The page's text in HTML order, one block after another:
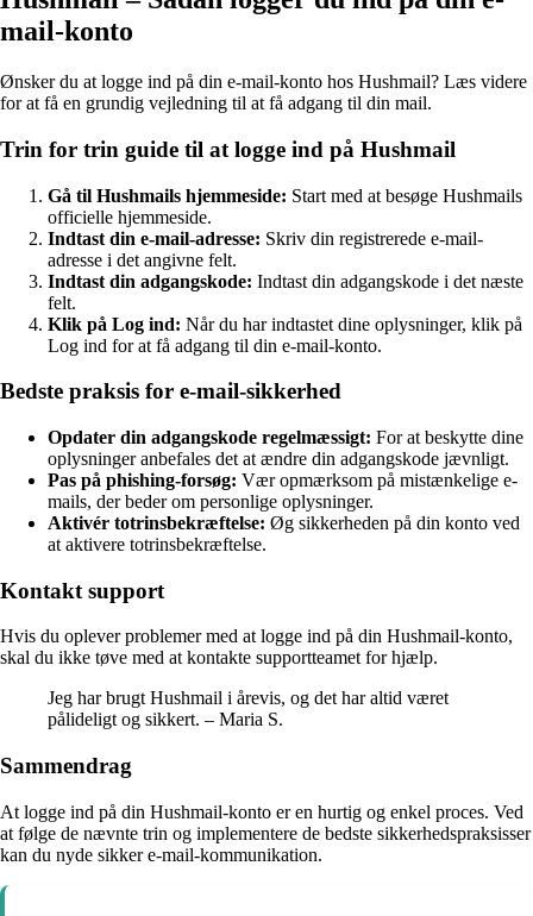
mail-konto
Ønsker du at logge ind på din e-mail-konto hos Hushmail? Læs videre
for at få en grundig vejledning til at få adgang til din mail.
Trin for trin guide til at logge ind på Hushmail
Gå til Hushmails hjemmeside: Start med at besøge Hushmails
officielle hjemmeside.
Indtast din e-mail-adresse: Skriv din registrerede e-mail-
adresse i det angivne felt.
Indtast din adgangskode: Indtast din adgangskode i det næste
felt.
Klik på Log ind: Når du har indtastet dine oplysninger, klik på
Log ind for at få adgang til din e-mail-konto.
Bedste praksis for e-mail-sikkerhed
Opdater din adgangskode regelmæssigt: For at beskytte dine
oplysninger anbefales det at ændre din adgangskode jævnligt.
Pas på phishing-forsøg: Vær opmærksom på mistænkelige e-
mails, der beder om personlige oplysninger.
Aktivér totrinsbekræftelse: Øg sikkerheden på din konto ved
at aktivere totrinsbekræftelse.
Kontakt support
Hvis du oplever problemer med at logge ind på din Hushmail-konto,
skal du ikke tøve med at kontakte supportteamet for hjælp.
Jeg har brugt Hushmail i årevis, og det har altid været
pålideligt og sikkert. – Maria S.
Sammendrag
At logge ind på din Hushmail-konto er en hurtig og enkel proces. Ved
at følge de nævnte trin og implementere de bedste sikkerhedspraksisser
kan du nyde sikker e-mail-kommunikation.